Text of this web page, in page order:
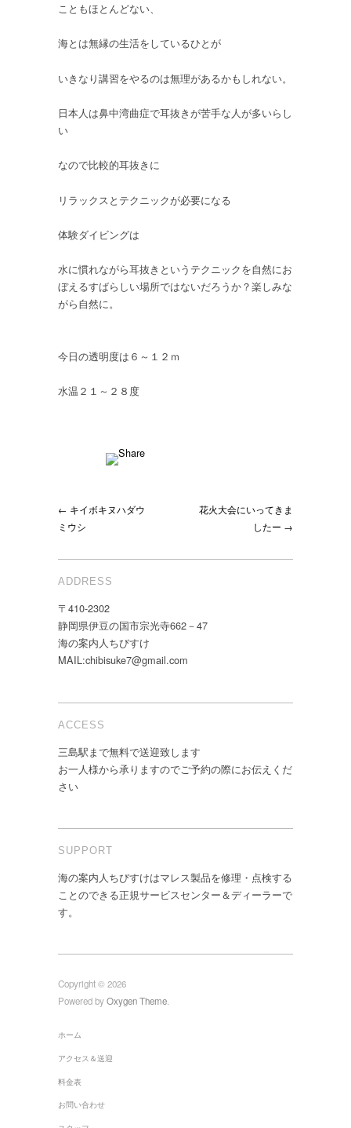
こともほとんどない、
海とは無縁の生活をしているひとが
いきなり講習をやるのは無理があるかもしれない。
日本人は鼻中湾曲症で耳抜きが苦手な人が多いらし
い
なので比較的耳抜きに
リラックスとテクニックが必要になる
体験ダイビングは
水に慣れながら耳抜きというテクニックを自然にお
ぼえるすばらしい場所ではないだろうか？楽しみな
がら自然に。
今日の透明度は６～１２ｍ
水温２１～２８度
← キイボキヌハダウ
ミウシ
花火大会にいってきま
したー →
ADDRESS
〒410-2302
静岡県伊豆の国市宗光寺662－47
海の案内人ちびすけ
MAIL:chibisuke7@gmail.com
ACCESS
三島駅まで無料で送迎致します
お一人様から承りますのでご予約の際にお伝えくだ
さい
SUPPORT
海の案内人ちびすけはマレス製品を修理・点検する
ことのできる正規サービスセンター＆ディーラーで
す。
Copyright © 2026
Powered byOxygen Theme.
ホーム
アクセス＆送迎
料金表
お問い合わせ